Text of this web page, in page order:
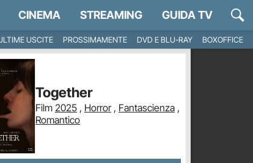
CINEMA STREAMING GUIDA TV
USCITE PROSSIMAMENTE DVD E BLU-RAY
BOXOFFICE
Together
Film 2025 , Horror, Fantascienza ,
Romantico